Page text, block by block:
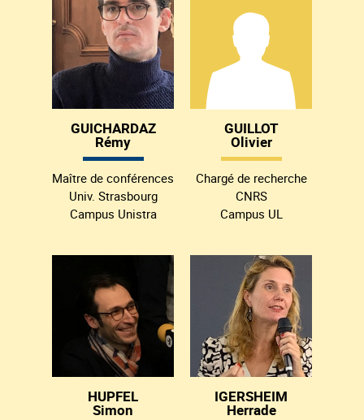
GUICHARDAZ
Rémy
Maître de conférences
Univ. Strasbourg
Campus Unistra
GUILLOT
Olivier
Chargé de recherche
CNRS
Campus UL
HUPFEL
Simon
IGERSHEIM
Herrade